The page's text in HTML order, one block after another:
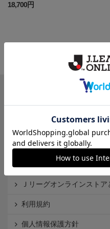
18,700円
カテゴリから探す
クラブから探す
Ｊ1
インフォメーション
Ｊリーグオンラインストア
利用規約
個人情報保護方針